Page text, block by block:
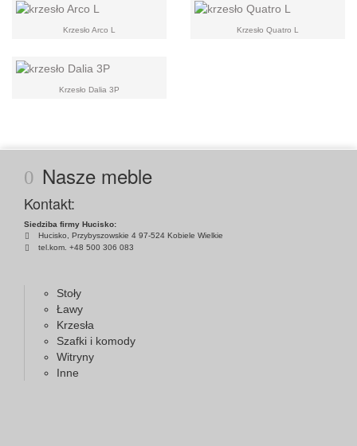
Krzesło Arco L Krzesło Quatro L
Krzesło Dalia 3P
Nasze meble
Kontakt:
Siedziba firmy Hucisko:
Hucisko, Przybyszowskie 4 97-524 Kobiele Wielkie
tel.kom. +48 500 306 083
Stoły
Ławy
Krzesła
Szafki i komody
Witryny
Inne